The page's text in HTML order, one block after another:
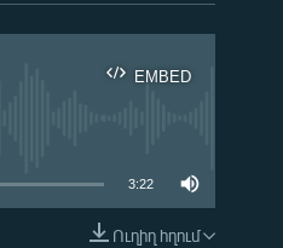
EMBED
3:22
Ուղիղ հղում